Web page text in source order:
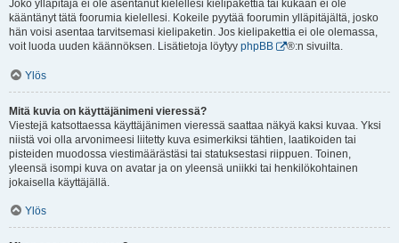
Joko ylläpitäjä ei ole asentanut kielellesi kielipakettia tai kukaan ei ole
kääntänyt tätä foorumia kielellesi. Kokeile pyytää foorumin ylläpitäjältä, josko
hän voisi asentaa tarvitsemasi kielipaketin. Jos kielipakettia ei ole olemassa,
voit luoda uuden käännöksen. Lisätietoja löytyy phpBB ®:n sivuilta.
Ylös
Mitä kuvia on käyttäjänimeni vieressä?
Viestejä katsottaessa käyttäjänimen vieressä saattaa näkyä kaksi kuvaa. Yksi
niistä voi olla arvonimeesi liitetty kuva esimerkiksi tähtien, laatikoiden tai
pisteiden muodossa viestimäärästäsi tai statuksestasi riippuen. Toinen,
yleensä isompi kuva on avatar ja on yleensä uniikki tai henkilökohtainen
jokaisella käyttäjällä.
Ylös